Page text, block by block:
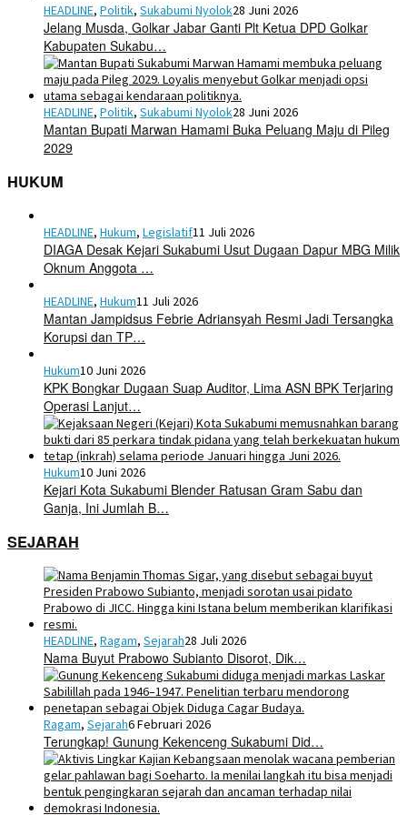
HEADLINE, Politik, Sukabumi Nyolok28 Juni 2026
Jelang Musda, Golkar Jabar Ganti Plt Ketua DPD Golkar
Kabupaten Sukabu…
HEADLINE, Politik, Sukabumi Nyolok28 Juni 2026
Mantan Bupati Marwan Hamami Buka Peluang Maju di Pileg
2029
HUKUM
HEADLINE, Hukum, Legislatif11 Juli 2026
DIAGA Desak Kejari Sukabumi Usut Dugaan Dapur MBG Milik
Oknum Anggota …
HEADLINE, Hukum11 Juli 2026
Mantan Jampidsus Febrie Adriansyah Resmi Jadi Tersangka
Korupsi dan TP…
Hukum10 Juni 2026
KPK Bongkar Dugaan Suap Auditor, Lima ASN BPK Terjaring
Operasi Lanjut…
Hukum10 Juni 2026
Kejari Kota Sukabumi Blender Ratusan Gram Sabu dan
Ganja, Ini Jumlah B…
SEJARAH
HEADLINE, Ragam, Sejarah28 Juli 2026
Nama Buyut Prabowo Subianto Disorot, Dik…
Ragam, Sejarah6 Februari 2026
Terungkap! Gunung Kekenceng Sukabumi Did…